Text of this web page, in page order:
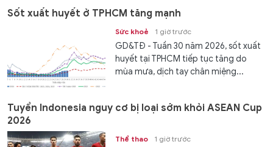
Sốt xuất huyết ở TPHCM tăng mạnh
Sức khoẻ 1 giờ trước
GD&TĐ - Tuần 30 năm 2026, sốt xuất
huyết tại TPHCM tiếp tục tăng do
mùa mưa, dịch tay chân miệng...
Tuyển Indonesia nguy cơ bị loại sớm khỏi ASEAN Cup
2026
Thể thao 1 giờ trước